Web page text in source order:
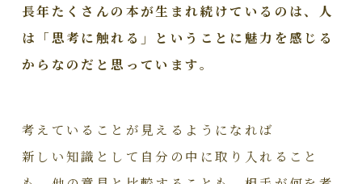
長年たくさんの本が生まれ続けているのは、人
は「思考に触れる」ということに魅力を感じる
からなのだと思っています。
考えていることが見えるようになれば
新しい知識として自分の中に取り入れること